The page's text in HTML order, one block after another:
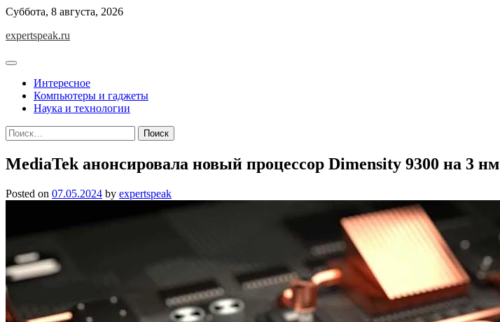
Skip
content
Суббота, 8 августа, 2026
expertspeak.ru
Интересное
Компьютеры и гаджеты
Наука и технологии
Найти:
MediaTek анонсировала новый процессор Dimensity 9300 на 3 нм
Posted on 07.05.2024 by expertspeak